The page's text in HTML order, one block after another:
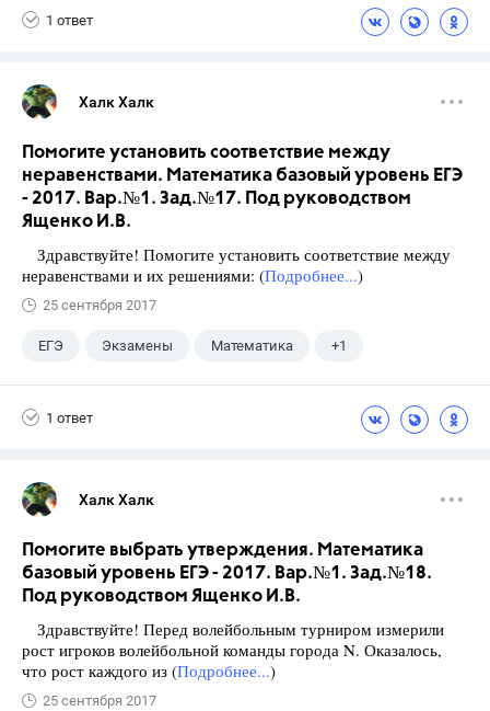
1 ответ
Халк Халк
Помогите установить соответствие между
неравенствами. Математика базовый уровень ЕГЭ
- 2017. Вар.№1. Зад.№17. Под руководством
Ященко И.В.
Здравствуйте! Помогите установить соответствие между
неравенствами и их решениями: (Подробнее...)
25 сентября 2017
ЕГЭ Экзамены Математика +1
1 ответ
Халк Халк
Помогите выбрать утверждения. Математика
базовый уровень ЕГЭ - 2017. Вар.№1. Зад.№18.
Под руководством Ященко И.В.
Здравствуйте! Перед волейбольным турниром измерили
рост игроков волейбольной команды города N. Оказалось,
что рост каждого из (Подробнее...)
25 сентября 2017